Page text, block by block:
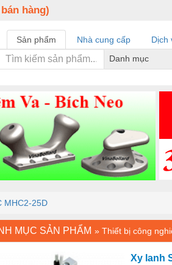
hàng)
Sản phẩm Nhà cung cấp
Dịch
Danh mục
MHC2-25D
MỤC SẢN PHẨM » Thiết bị công
Xy lanh